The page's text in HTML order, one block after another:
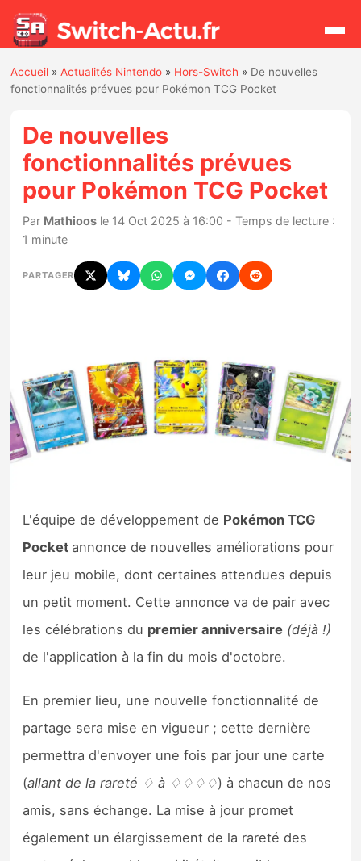
Rechercher
Actualités
Jeux
Hardware
Mises à jour
Nintendo Direct
Tests et previews
Tests d’accessoires
Previews
Précommandes
Précommandes jeux Switch 2
Sorties de jeux
Bons plans
Guides
Accueil »Actualités Nintendo » Hors-Switch » De nouvelles
fonctionnalités prévues pour Pokémon TCG Pocket
De nouvelles
fonctionnalités prévues
pour Pokémon TCG Pocket
Par Mathioos le 14 Oct 2025 à 16:00 - Temps de lecture :
1 minute
PARTAGER
L'équipe de développement de Pokémon TCG
Pocket annonce de nouvelles améliorations pour
leur jeu mobile, dont certaines attendues depuis
un petit moment. Cette annonce va de pair avec
les célébrations du premier anniversaire (déjà !)
de l'application à la fin du mois d'octobre.
En premier lieu, une nouvelle fonctionnalité de
partage sera mise en vigueur ; cette dernière
permettra d'envoyer une fois par jour une carte
(allant de la rareté ♢ à ♢♢♢♢) à chacun de nos
amis, sans échange. La mise à jour promet
également un élargissement de la rareté des